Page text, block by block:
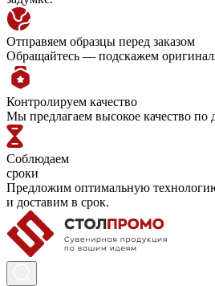
Отправяем образцы перед заказом
Обращайтесь — подскажем
Контролируем качество
Мы предлагаем высокое качество по
Соблюдаем
сроки
Предложим оптимальную
и доставим в срок.